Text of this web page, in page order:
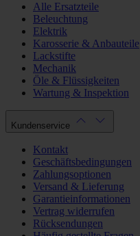
Alle Ersatzteile
Beleuchtung
Elektrik
Karosserie & Anbauteile
Lackstifte
Mechanik
Öle & Flüssigkeiten
Wartung & Inspektion
Kundenservice
Kontakt
Geschäftsbedingungen
Zahlungsoptionen
Versand & Lieferung
Garantieinformationen
Vertrag widerrufen
Rücksendungen